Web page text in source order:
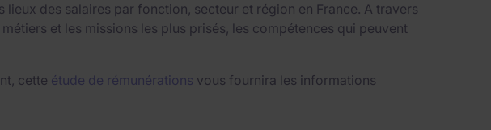
des salaires par fonction, secteur et région en France. A travers
et les missions les plus prisés, les compétences qui peuvent
cette étude de rémunérations vous fournira les informations